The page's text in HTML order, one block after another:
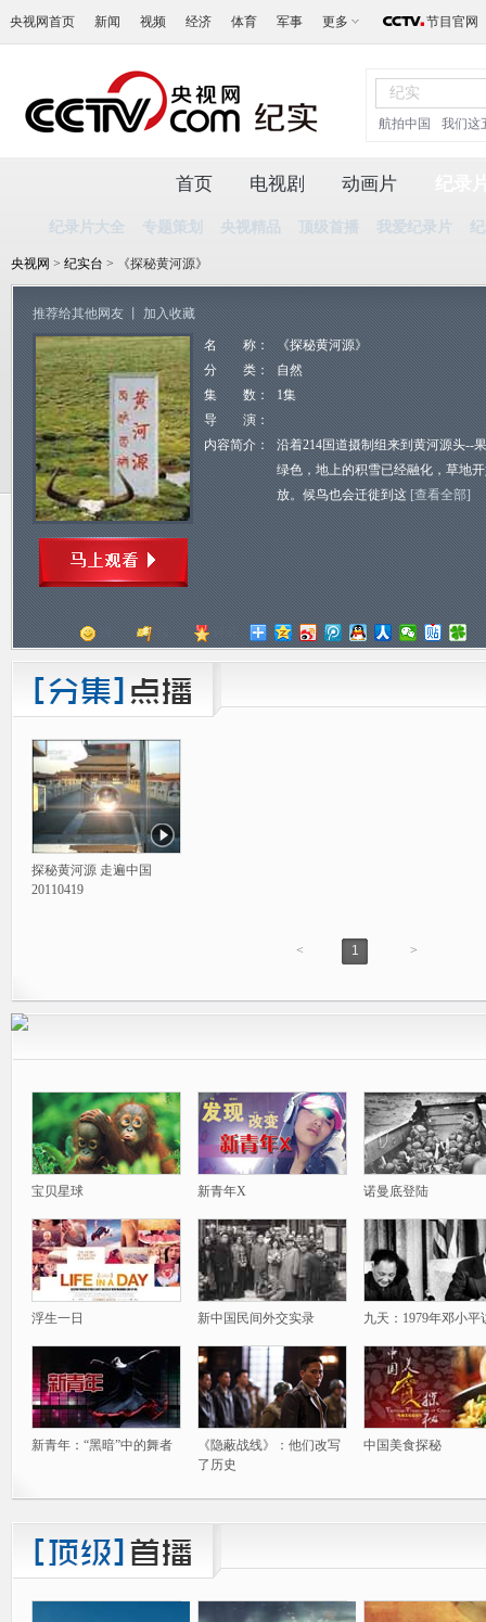
央视网首页 新闻 视频 经济 体育 军事 更多 节目官网
航拍中国 我们这
首页 电视剧 动画片
纪录片大全 专题策划 央视精品 顶级首播 我爱纪录片
央视网 > 纪实台 > 《探秘黄河源》
推荐给其他网友 加入收藏
名 称：
《探秘黄河源》
分 类：
自然
集 数：
1集
导 演：
内容简介：
沿着214国道摄制组来到黄河源头--
绿色，地上的积雪已经融化，草地
放。候鸟也会迁徙到这 [查看全部]
探秘黄河源 走遍中国
20110419
< 1 >
宝贝星球 新青年X 诺曼底登陆
浮生一日 新中国民间外交实录 九天：1979年邓小平
新青年：“黑暗”中的舞者
《隐蔽战线》：他们改写
了历史
中国美食探秘